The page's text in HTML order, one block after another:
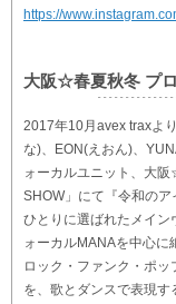
https://
大阪☆春夏秋冬 プ
2017年10月avex traxよ
な)、EON(えおん)、
ォーカルユニット、大
SHOW」にて『令和の
ひとりに選ばれたメイ
ォーカルMANAを中心に
ロック・ファンク・ポ
を、歌とダンスで表現